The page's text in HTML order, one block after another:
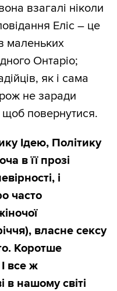
взагалі ніколи
Еліс – це
маленьких
Онтаріо;
як і сама
не заради
щоб повернутися.
Ідею, Політику
в її прозі
і
часто
власне сексу
Коротше
все ж
в нашому світі